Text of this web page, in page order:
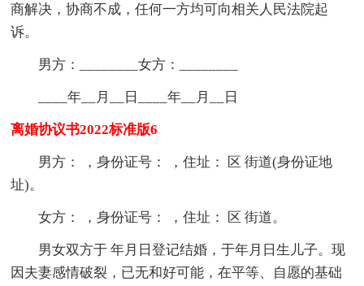
商解决，协商不成，任何一方均可向相关人民法院起
诉。
男方：________女方：________
____年__月__日____年__月__日
离婚协议书2022标准版6
男方： ，身份证号： ，住址： 区 街道(身份证地
址)。
女方： ，身份证号： ，住址： 区 街道。
男女双方于 年月日登记结婚，于年月日生儿子。现
因夫妻感情破裂，已无和好可能，在平等、自愿的基础